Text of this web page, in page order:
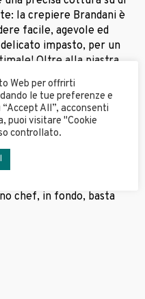
la crepiere Brandani è
facile, agevole ed
impasto, per un
Oltre alla piastra
dispone di apposita
e di un
di inizio e fine ciclo
della crêpe sarà
confezione,
strumenti in legno
spalmare l’impasto
chef, in fondo, basta
Web per offrirti
le tue preferenze e
All”, acconsenti
puoi visitare "Cookie
controllato.